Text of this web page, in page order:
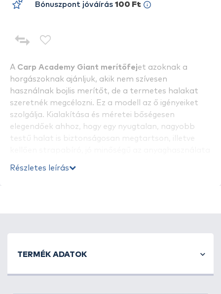
A Carp Academy Giant merítőfejet azoknak a
horgászoknak ajánljuk, akik nem szívesen
használnak bojlis merítőt, de a termetes halakat
szeretnék megcélozni. Ez a modell az ő igényeiket
szolgálja. Kialakítása és méretei bőségesen
elegendőek ahhoz, hogy egy nyugtalan, nagyobb
testű halat is biztonságosan megtartson, illetve
Részletes leírás
Bónuszpont jóváírás 100 Ft
TERMÉK ADATOK